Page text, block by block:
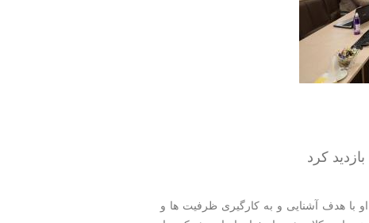
كرد
با هدف آشنایی و به كارگیری ظرفیت ها و